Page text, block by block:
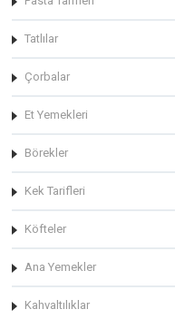
Tatlılar
Çorbalar
Et Yemekleri
Börekler
Kek Tarifleri
Köfteler
Ana Yemekler
Kahvaltılıklar